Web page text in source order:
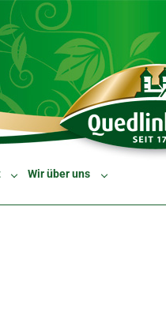
Submenu for "Gartenwelt"
Wir über uns Submenu